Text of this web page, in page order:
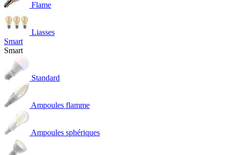
Flame
Liasses
Smart
Smart
Standard
Ampoules flamme
Ampoules sphériques